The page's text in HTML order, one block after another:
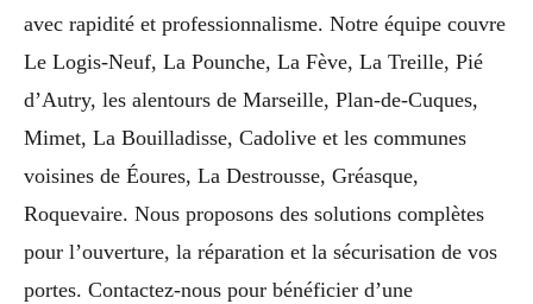
avec rapidité et professionnalisme. Notre équipe couvre
Le Logis-Neuf, La Pounche, La Fève, La Treille, Pié
d’Autry, les alentours de Marseille, Plan-de-Cuques,
Mimet, La Bouilladisse, Cadolive et les communes
voisines de Éoures, La Destrousse, Gréasque,
Roquevaire. Nous proposons des solutions complètes
pour l’ouverture, la réparation et la sécurisation de vos
portes. Contactez-nous pour bénéficier d’une